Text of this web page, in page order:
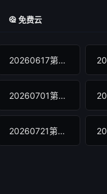
免费云
20260617第2期
20260701第5期
20260721第8期